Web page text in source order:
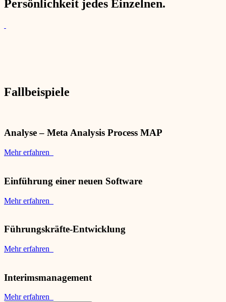
Persönlichkeit jedes Einzelnen.
Fallbeispiele
Analyse – Meta Analysis Process MAP
Mehr erfahren
Einführung einer neuen Software
Mehr erfahren
Führungskräfte-Entwicklung
Mehr erfahren
Interimsmanagement
Mehr erfahren